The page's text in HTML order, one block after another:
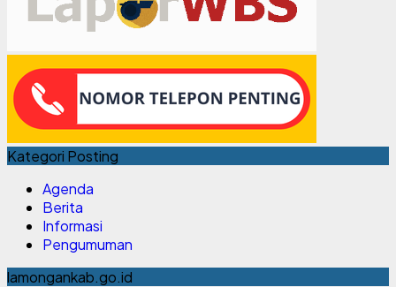
Kategori Posting
Agenda
Berita
Informasi
Pengumuman
lamongankab.go.id